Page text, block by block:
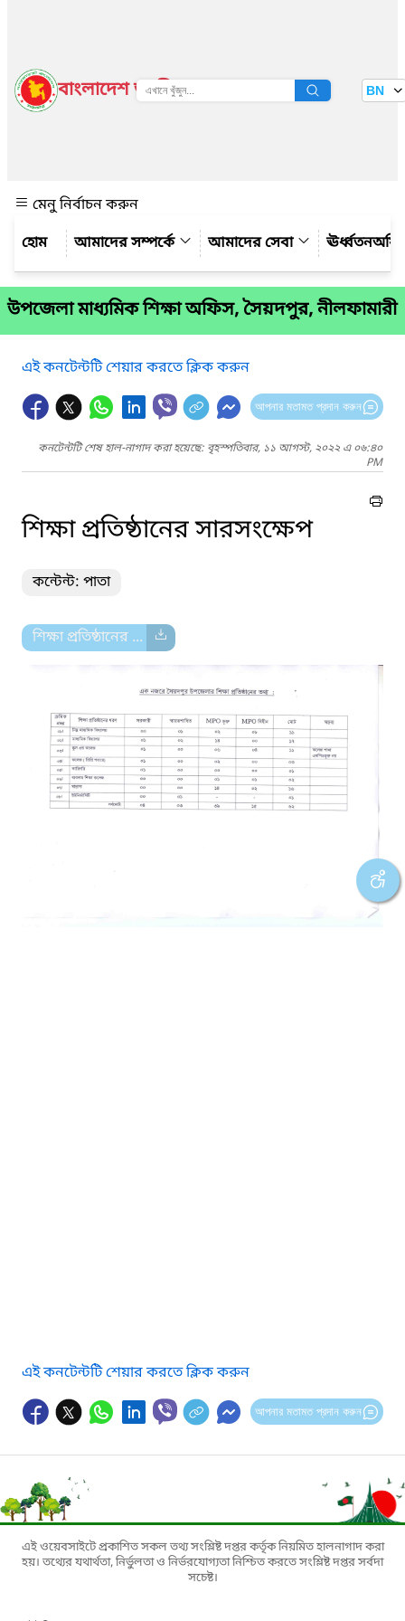
বাংলাদেশ জাতীয় তথ্য বাতায়ন BN
মেনু নির্বাচন করুন
আমাদের সম্পর্কে
আমাদের সেবা
উপজেলা মাধ্যমিক শিক্ষা অফিস, সৈয়দপুর, নীলফামারী
এই কনটেন্টটি শেয়ার করতে ক্লিক করুন
আপনার মতামত প্রদান করুন
কনটেন্টটি শেষ হাল-নাগাদ করা হয়েছে: বৃহস্পতিবার, ১১ আগস্ট, ২০২২ এ ০৬:৪০
PM
শিক্ষা প্রতিষ্ঠানের সারসংক্ষেপ
কন্টেন্ট: পাতা
শিক্ষা প্রতিষ্ঠানের ...
এই কনটেন্টটি শেয়ার করতে ক্লিক করুন
আপনার মতামত প্রদান করুন
এই ওয়েবসাইটে প্রকাশিত সকল তথ্য সংশ্লিষ্ট দপ্তর কর্তৃক নিয়মিত হালনাগাদ করা
হয়। তথ্যের যথার্থতা, নির্ভুলতা ও নির্ভরযোগ্যতা নিশ্চিত করতে সংশ্লিষ্ট দপ্তর সর্বদা
সচেষ্ট।